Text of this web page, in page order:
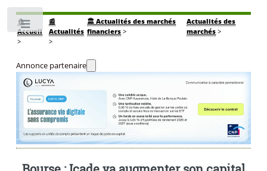
🏠
Accueil
>
📰
Actualités
>
🏛️ Actualités des marchés
financiers >
Actualités des
marchés >
Annonce partenaire
Toggle